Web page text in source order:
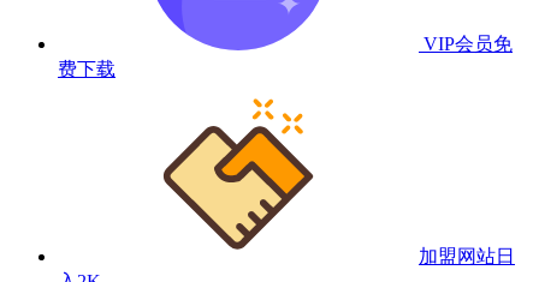
VIP会员免
费下载
加盟网站日